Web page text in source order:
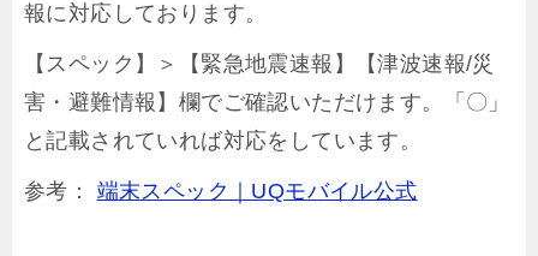
報に対応しております。
【スペック】＞【緊急地震速報】【津波速報/災
害・避難情報】欄でご確認いただけます。「〇」
と記載されていれば対応をしています。
参考： 端末スペック｜UQモバイル公式